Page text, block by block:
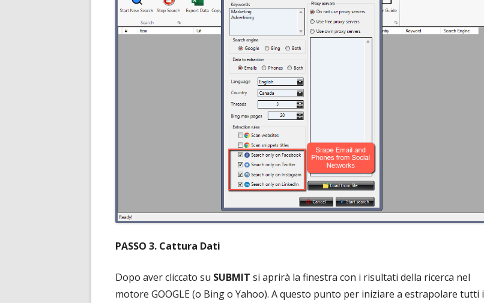
PASSO 3. Cattura Dati
Dopo aver cliccato su SUBMIT si aprirà la finestra con i risultati della ricerca nel
motore GOOGLE (o Bing o Yahoo). A questo punto per iniziare a estrapolare tutti i